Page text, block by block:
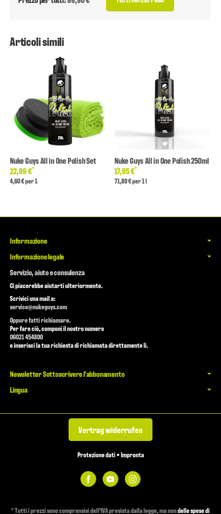
Articoli simili
Nuke Guys All in One Polish Set
22,99 €*
4,60 € per 1
Nuke Guys All in One Polish 250ml
17,95 €*
71,80 € per 1 l
Informazione
Informazione legale
Servizio, aiuto e consulenza
Ci piacerebbe aiutarti ulteriormente.
Scrivici una mail a:
service@nukeguys.com
Oppure fatti richiamare.
Per fare ciò, componi il nostro numero
06021 454800
e inserisci la tua richiesta di richiamata direttamente lì.
Newsletter Sottoscrivere l'abbonamento
Lingua
Vertrag widerrufen
Protezione dati•Impronta
*Tutti i prezzi sono comprensivi dell’IVA prevista dalla legge, ma nondelle spese di